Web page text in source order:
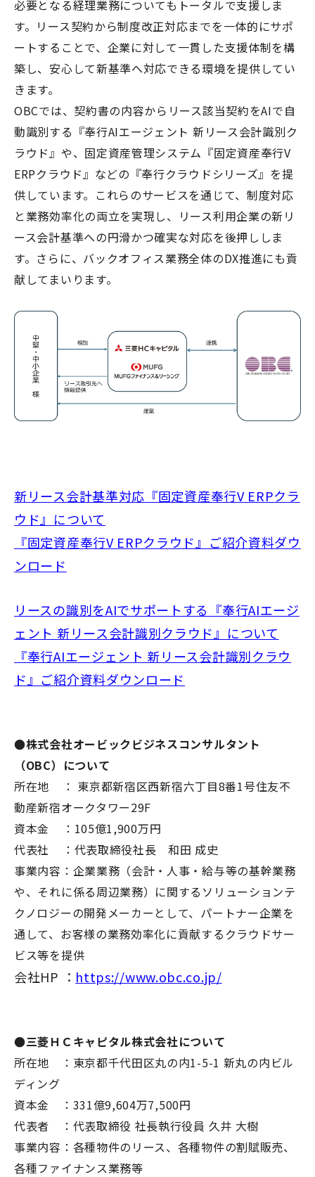
必要となる経理業務についてもトータルで支援しま
す。リース契約から制度改正対応までを一体的にサポ
ートすることで、企業に対して一貫した支援体制を構
築し、安心して新基準へ対応できる環境を提供してい
きます。
OBCでは、契約書の内容からリース該当契約をAIで自
動識別する『奉行AIエージェント 新リース会計識別ク
ラウド』や、固定資産管理システム『固定資産奉行V
ERPクラウド』などの『奉行クラウドシリーズ』を提
供しています。これらのサービスを通じて、制度対応
と業務効率化の両立を実現し、リース利用企業の新リ
ース会計基準への円滑かつ確実な対応を後押ししま
す。さらに、バックオフィス業務全体のDX推進にも貢
献してまいります。
新リース会計基準対応『固定資産奉行V ERPクラ
ウド』について
『固定資産奉行V ERPクラウド』ご紹介資料ダウ
ンロード
リースの識別をAIでサポートする『奉行AIエージ
ェント 新リース会計識別クラウド』について
『奉行AIエージェント 新リース会計識別クラウ
ド』ご紹介資料ダウンロード
●株式会社オービックビジネスコンサルタント
（OBC）について
所在地 ： 東京都新宿区西新宿六丁目8番1号住友不
動産新宿オークタワー29F
資本金 ：105億1,900万円
代表社 ：代表取締役社長 和田 成史
事業内容：企業業務（会計・⼈事・給与等の基幹業務
や、それに係る周辺業務）に関するソリューションテ
クノロジーの開発メーカーとして、パートナー企業を
通して、お客様の業務効率化に貢献するクラウドサー
ビス等を提供
会社HP ： https://www.obc.co.jp/
●三菱ＨＣキャピタル株式会社について
所在地 ：東京都千代田区丸の内1-5-1 新丸の内ビル
ディング
資本⾦ ：331億9,604万7,500円
代表者 ：代表取締役 社長執行役員 久井 大樹
事業内容：各種物件のリース、各種物件の割賦販売、
各種ファイナンス業務等